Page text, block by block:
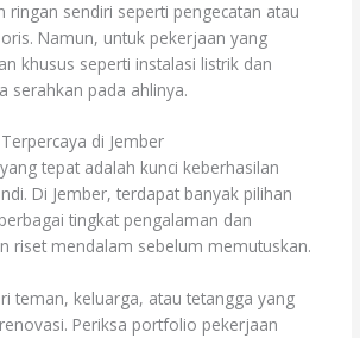
ringan sendiri seperti pengecatan atau
Namun, untuk pekerjaan yang
khusus seperti instalasi listrik dan
serahkan pada ahlinya.
di Jember
tepat adalah kunci keberhasilan
Di Jember, terdapat banyak pilihan
tingkat pengalaman dan
riset mendalam sebelum memutuskan.
teman, keluarga, atau tetangga yang
Periksa portfolio pekerjaan